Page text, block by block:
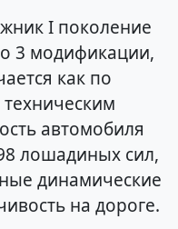
I поколение
3 модификации,
как по
автомобиля
лошадиных сил,
динамические
на дороге.